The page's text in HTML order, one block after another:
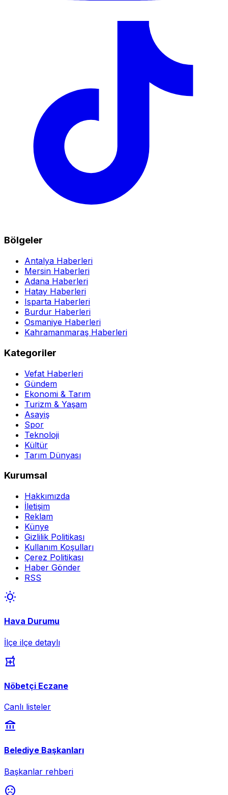
Bölgeler
Antalya Haberleri
Mersin Haberleri
Adana Haberleri
Hatay Haberleri
Isparta Haberleri
Burdur Haberleri
Osmaniye Haberleri
Kahramanmaraş Haberleri
Kategoriler
Vefat Haberleri
Gündem
Ekonomi & Tarım
Turizm & Yaşam
Asayiş
Spor
Teknoloji
Kültür
Tarım Dünyası
Kurumsal
Hakkımızda
İletişim
Reklam
Künye
Gizlilik Politikası
Kullanım Koşulları
Çerez Politikası
Haber Gönder
RSS
wb_sunny
Hava Durumu
İlçe ilçe detaylı
local_pharmacy
Nöbetçi Eczane
Canlı listeler
account_balance
Belediye Başkanları
Başkanlar rehberi
sentiment_dissatisfied